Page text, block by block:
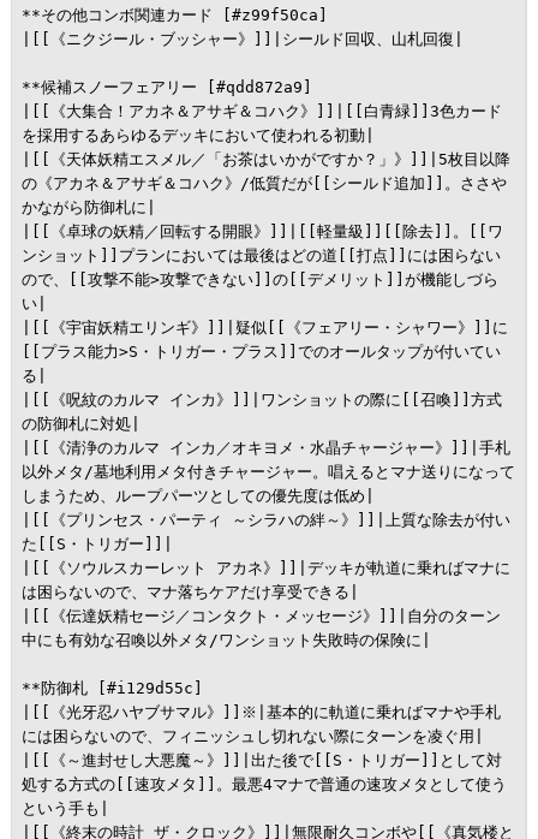
**その他コンボ関連カード [#z99f50ca]
|[[《ニクジール・ブッシャー》]]|シールド回収、山札回復|
**候補スノーフェアリー [#qdd872a9]
|[[《大集合！アカネ＆アサギ＆コハク》]]|[[白青緑]]3色カード
を採用するあらゆるデッキにおいて使われる初動|
|[[《天体妖精エスメル／「お茶はいかがですか？」》]]|5枚目以降
の《アカネ＆アサギ＆コハク》/低質だが[[シールド追加]]。ささや
かながら防御札に|
|[[《卓球の妖精／回転する開眼》]]|[[軽量級]][[除去]]。[[ワ
ンショット]]プランにおいては最後はどの道[[打点]]には困らない
ので、[[攻撃不能>攻撃できない]]の[[デメリット]]が機能しづら
い|
|[[《宇宙妖精エリンギ》]]|疑似[[《フェアリー・シャワー》]]に
[[プラス能力>S・トリガー・プラス]]でのオールタップが付いてい
る|
|[[《呪紋のカルマ インカ》]]|ワンショットの際に[[召喚]]方式
の防御札に対処|
|[[《清浄のカルマ インカ／オキヨメ・水晶チャージャー》]]|手札
以外メタ/墓地利用メタ付きチャージャー。唱えるとマナ送りになって
しまうため、ループパーツとしての優先度は低め|
|[[《プリンセス・パーティ ～シラハの絆～》]]|上質な除去が付い
た[[S・トリガー]]|
|[[《ソウルスカーレット アカネ》]]|デッキが軌道に乗ればマナに
は困らないので、マナ落ちケアだけ享受できる|
|[[《伝達妖精セージ／コンタクト・メッセージ》]]|自分のターン
中にも有効な召喚以外メタ/ワンショット失敗時の保険に|
**防御札 [#i129d55c]
|[[《光牙忍ハヤブサマル》]]※|基本的に軌道に乗ればマナや手札
には困らないので、フィニッシュし切れない際にターンを凌ぐ用|
|[[《～進封せし大悪魔～》]]|出た後で[[S・トリガー]]として対
処する方式の[[速攻メタ]]。最悪4マナで普通の速攻メタとして使う
という手も|
|[[《終末の時計 ザ・クロック》]]|無限耐久コンボや[[《真気楼と